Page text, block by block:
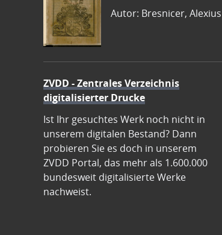
Autor: Bresnicer, Alexius
ZVDD - Zentrales Verzeichnis
digitalisierter Drucke
Ist Ihr gesuchtes Werk noch nicht in
unserem digitalen Bestand? Dann
probieren Sie es doch in unserem
ZVDD Portal, das mehr als 1.600.000
bundesweit digitalisierte Werke
nachweist.